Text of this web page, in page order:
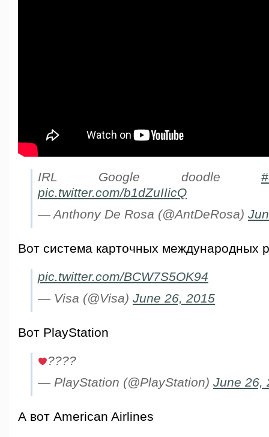
IRL Google doodle
pic.twitter.com/b1dZuIIicQ
— Anthony De Rosa (@AntDeRosa)
Вот система карточных международных
pic.twitter.com/BCW7S5OK94
— Visa (@Visa) June 26, 2015
Вот PlayStation
????
— PlayStation (@PlayStation) June 26,
А вот American Airlines